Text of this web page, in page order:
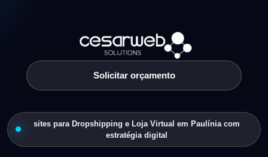
Solicitar orçamento
sites para Dropshipping e Loja Virtual em Paulínia com
estratégia digital